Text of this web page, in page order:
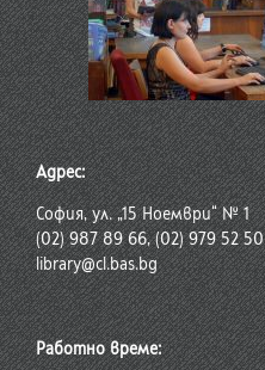
Адрес:
София, ул. „15 Ноември“ № 1
(02) 987 89 66, (02) 979 52 50
library@cl.bas.bg
Работно време: